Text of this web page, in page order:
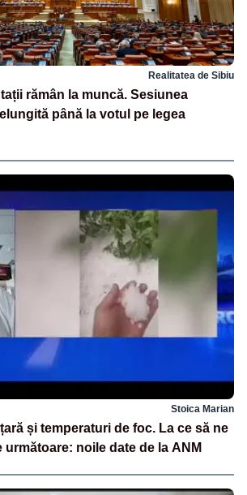
Realitatea de Sibiu
rămân la muncă. Sesiunea
până la votul pe legea
Stoica Marian
și temperaturi de foc. La ce să ne
următoare: noile date de la ANM